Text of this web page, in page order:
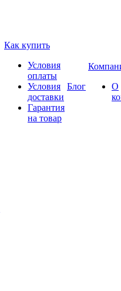
Как купить
Условия
оплаты
Условия
доставки
Гарантия
на товар
Блог
О